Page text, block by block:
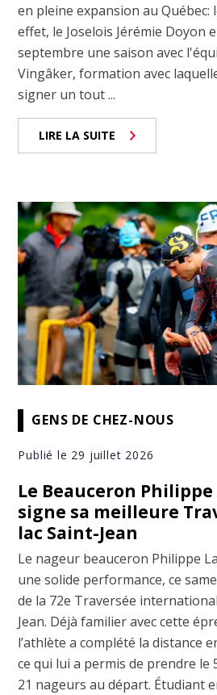
en pleine expansion au Québec:
effet, le Joselois Jérémie Doyon
septembre une saison avec
Vingâker, formation avec
signer un tout ...
LIRE LA SUITE
GENS DE CHEZ-NOUS
Publié le 29 juillet 2026
Le Beauceron Philippe
signe sa meilleure
lac Saint-Jean
Le nageur beauceron Philippe
une solide performance, ce
de la 72e Traversée
Jean. Déjà familier avec cette
l’athlète a complété la distance
ce qui lui a permis de prendre le
21 nageurs au départ. Étudiant